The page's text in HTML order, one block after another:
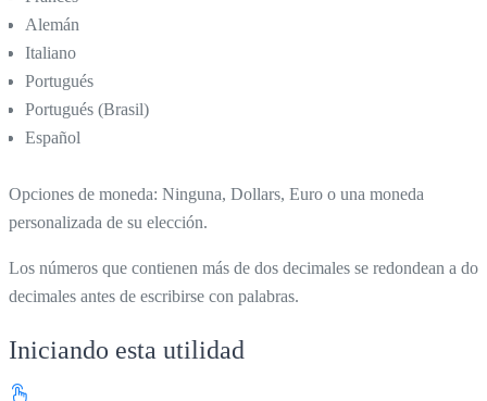
Alemán
Italiano
Portugués
Portugués (Brasil)
Español
Opciones de moneda: Ninguna, Dollars, Euro o una moneda
personalizada de su elección.
Los números que contienen más de dos decimales se redondean a dos
decimales antes de escribirse con palabras.
Iniciando esta utilidad